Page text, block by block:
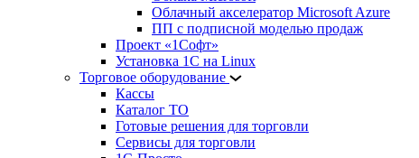
Облачный акселератор Microsoft Azure
ПП с подписной моделью продаж
Проект «1Софт»
Установка 1С на Linux
Торговое оборудование
Кассы
Каталог ТО
Готовые решения для торговли
Сервисы для торговли